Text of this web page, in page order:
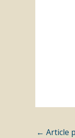
← Article